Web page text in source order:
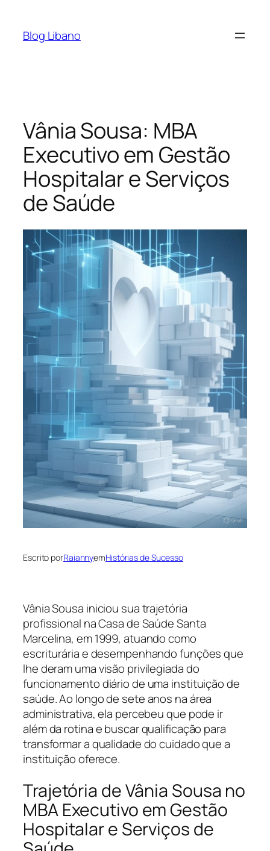
Blog Libano
Vânia Sousa: MBA
Executivo em Gestão
Hospitalar e Serviços
de Saúde
Escrito porRaiannyemHistórias de Sucesso
Vânia Sousa iniciou sua trajetória
profissional na Casa de Saúde Santa
Marcelina, em 1999, atuando como
escriturária e desempenhando funções que
lhe deram uma visão privilegiada do
funcionamento diário de uma instituição de
saúde. Ao longo de sete anos na área
administrativa, ela percebeu que pode ir
além da rotina e buscar qualificação para
transformar a qualidade do cuidado que a
instituição oferece.
Trajetória de Vânia Sousa no
MBA Executivo em Gestão
Hospitalar e Serviços de